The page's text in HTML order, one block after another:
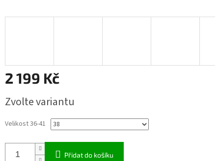
2 199 Kč
cena:
Zvolte variantu
Velikost 36-41
Přidat do košíku